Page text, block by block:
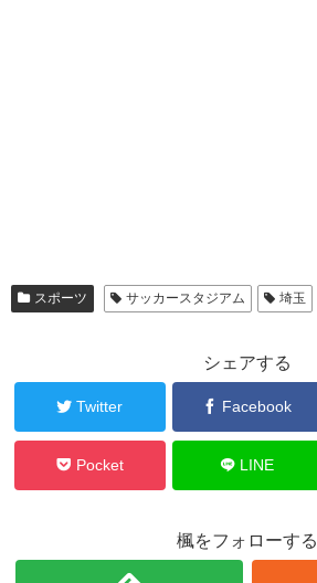
スポーツ サッカースタジアム 埼玉
シェアする
Twitter Facebook
Pocket LINE
楓をフォローする